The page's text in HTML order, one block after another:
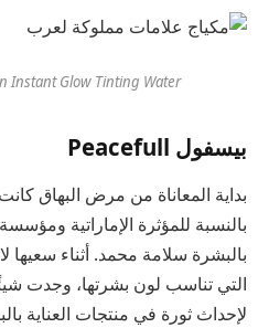
Instant Glow Tinting Water
بيسفول Peacefull
بداية المعاناة من مرض البهاق
بالنسبة للمؤثرة الإماراتية ومؤسسة
بالبشرة سلامة محمد. أثناء سعيها
التي تناسب لون بشرتها، وجدت
لإحداث ثورة في منتجات العناية